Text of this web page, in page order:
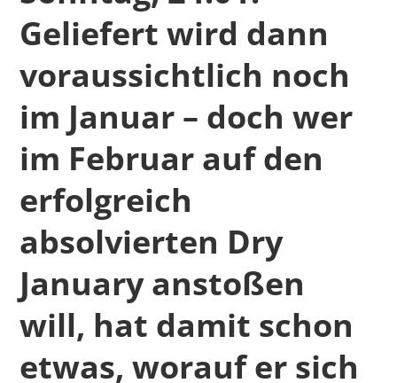
Geliefert wird dann
voraussichtlich noch
im Januar – doch wer
im Februar auf den
erfolgreich
absolvierten Dry
January anstoßen
will, hat damit schon
etwas, worauf er sich